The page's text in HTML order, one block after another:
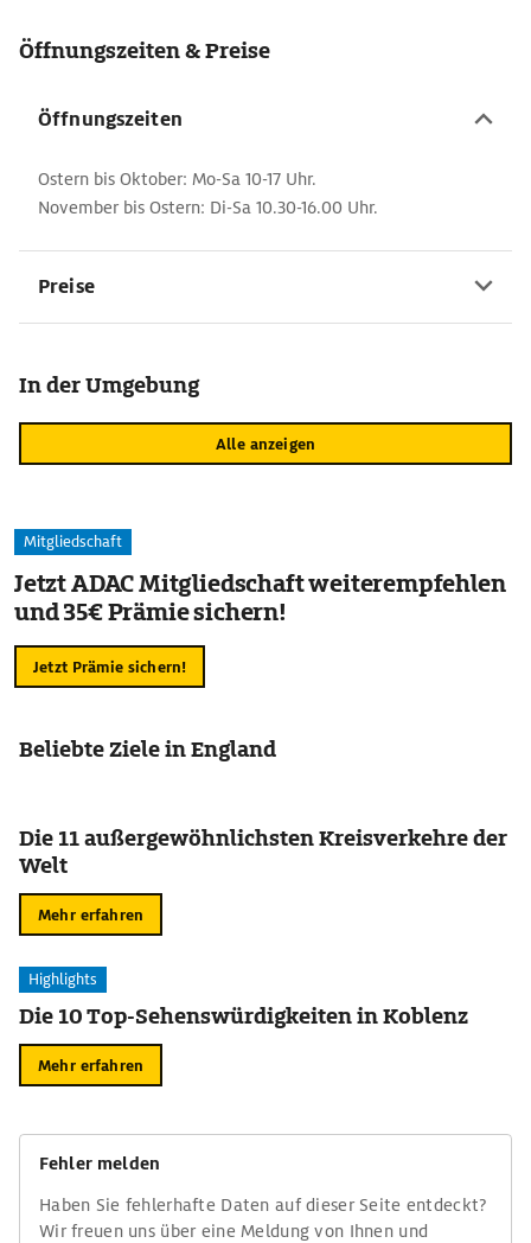
Öffnungszeiten & Preise
Öffnungszeiten
Ostern bis Oktober: Mo-Sa 10-17 Uhr.
November bis Ostern: Di-Sa 10.30-16.00 Uhr.
Preise
In der Umgebung
Alle anzeigen
Mitgliedschaft
Jetzt ADAC Mitgliedschaft weiterempfehlen
und 35€ Prämie sichern!
Jetzt Prämie sichern!
Beliebte Ziele in England
Die 11 außergewöhnlichsten Kreisverkehre der
Welt
Mehr erfahren
Highlights
Die 10 Top-Sehenswürdigkeiten in Koblenz
Mehr erfahren
Fehler melden
Haben Sie fehlerhafte Daten auf dieser Seite entdeckt?
Wir freuen uns über eine Meldung von Ihnen und